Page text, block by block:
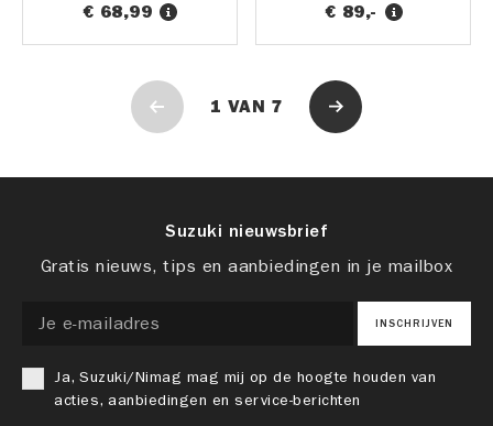
€ 68,99 € 89,-
1 VAN 7
Suzuki nieuwsbrief
Gratis nieuws, tips en aanbiedingen in je mailbox
INSCHRIJVEN
Ja, Suzuki/Nimag mag mij op de hoogte houden van
acties, aanbiedingen en service-berichten